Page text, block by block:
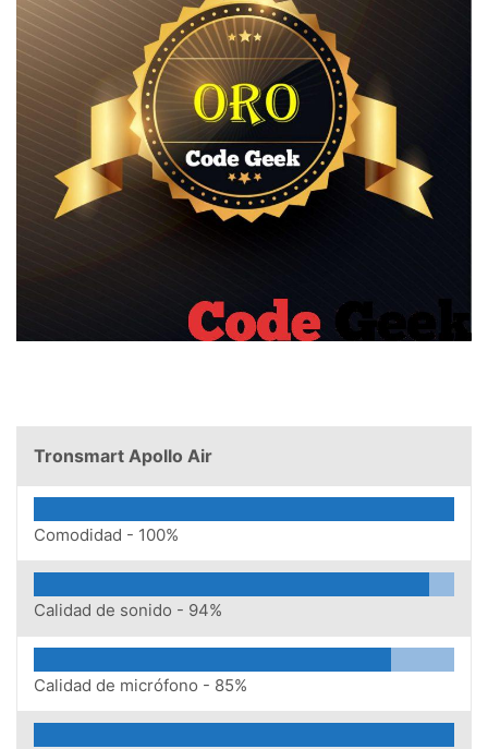
Tronsmart Apollo Air
Comodidad - 100%
Calidad de sonido - 94%
Calidad de micrófono - 85%